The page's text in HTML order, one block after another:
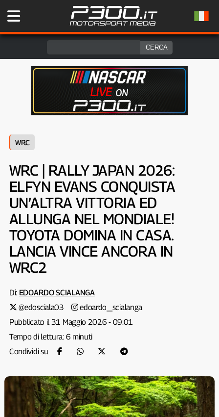
WRC
WRC | RALLY JAPAN 2026:
ELFYN EVANS CONQUISTA
UN’ALTRA VITTORIA ED
ALLUNGA NEL MONDIALE!
TOYOTA DOMINA IN CASA.
LANCIA VINCE ANCORA IN
WRC2
Di: EDOARDO SCIALANGA
@edosciala03
edoardo_scialanga
Pubblicato il 31 Maggio 2026 - 09:01
Tempo di lettura: 6 minuti
Condividi su